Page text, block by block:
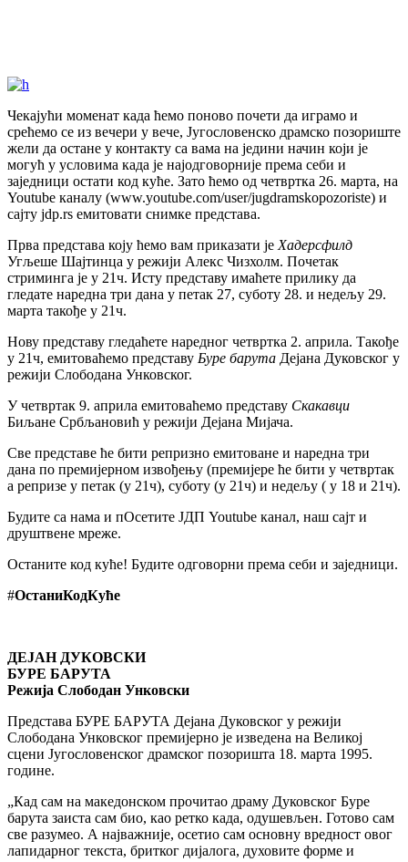
Чекајући моменат када ћемо поново почети да играмо и
срећемо се из вечери у вече, Југословенско драмско позориште
жели да остане у контакту са вама на једини начин који је
могућ у условима када је најодговорније према себи и
заједници остати код куће. Зато ћемо од четвртка 26. марта, на
Youtube каналу (www.youtube.com/user/jugdramskopozoriste) и
сајту jdp.rs емитовати снимке представа.
Прва представа коју ћемо вам приказати је Хадерсфилд
Угљеше Шајтинца у режији Алекс Чизхолм. Почетак
стриминга је у 21ч. Исту представу имаћете прилику да
гледате наредна три дана у петак 27, суботу 28. и недељу 29.
марта такође у 21ч.
Нову представу гледаћете наредног четвртка 2. априла. Такође
у 21ч, емитоваћемо представу Буре барута Дејана Дуковског у
режији Слободана Унковског.
У четвртак 9. априла емитоваћемо представу Скакавци
Биљане Србљановић у режији Дејана Мијача.
Све представе ће бити репризно емитоване и наредна три
дана по премијерном извођењу (премијере ће бити у четвртак
а репризе у петак (у 21ч), суботу (у 21ч) и недељу ( у 18 и 21ч).
Будите са нама и пОсетите ЈДП Youtube канал, наш сајт и
друштвене мреже.
Останите код куће! Будите одговорни према себи и заједници.
#ОстаниКодКуће
ДЕЈАН ДУКОВСКИ
БУРЕ БАРУТА
Режија Слободан Унковски
Представа БУРЕ БАРУТА Дејана Дуковског у режији
Слободана Унковског премијерно је изведена на Великој
сцени Југословенског драмског позоришта 18. марта 1995.
године.
„Кад сам на македонском прочитао драму Дуковског Буре
барута заиста сам био, као ретко када, одушевљен. Готово сам
све разумео. А најважније, осетио сам основну вредност овог
лапидарног текста, бритког дијалога, духовите форме и